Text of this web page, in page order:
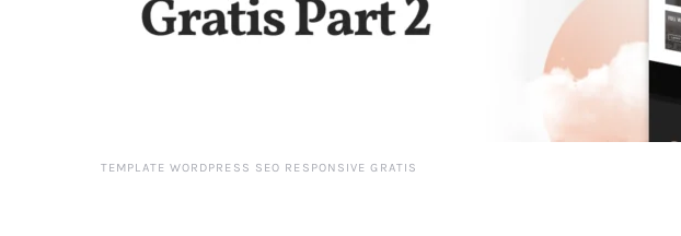
TEMPLATE WORDPRESS SEO RESPONSIVE GRATIS